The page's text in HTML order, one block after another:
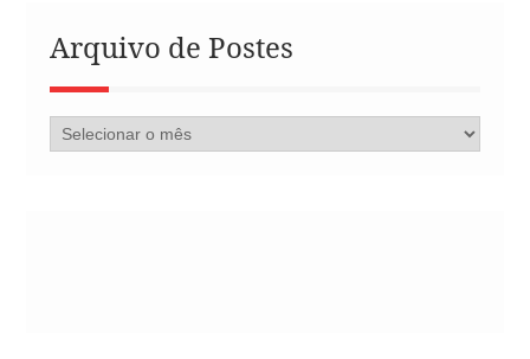
Arquivo de Postes
Arquivo
de